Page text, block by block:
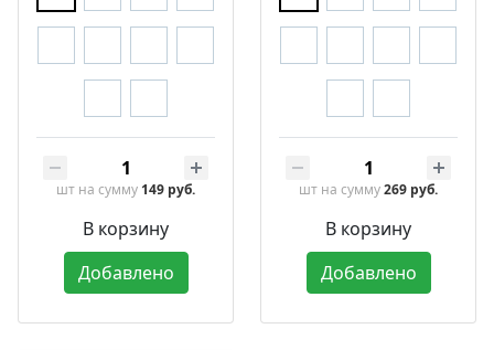
шт на сумму 149 руб.
В корзину
Добавлено
шт на сумму269 руб.
В корзину
Добавлено